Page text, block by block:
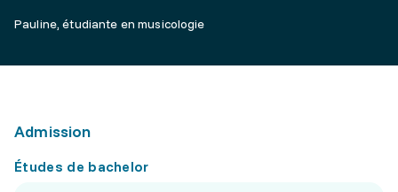
Pauline, étudiante en musicologie
Admission
Études de bachelor